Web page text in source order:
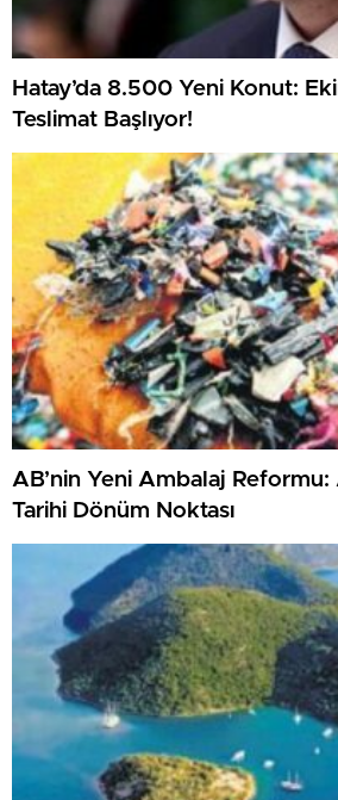
Hatay’da 8.500 Yeni Konut:
Teslimat Başlıyor!
AB’nin Yeni Ambalaj
Tarihi Dönüm Noktası